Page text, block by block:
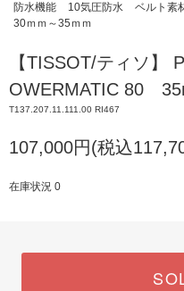
防水機能
10気圧防水 ベルト素
30ｍｍ～35ｍｍ
【TISSOT/ティソ】
OWERMATIC 80
T137.207.11.111.00 RI467
107,000円(税込
在庫状況 0